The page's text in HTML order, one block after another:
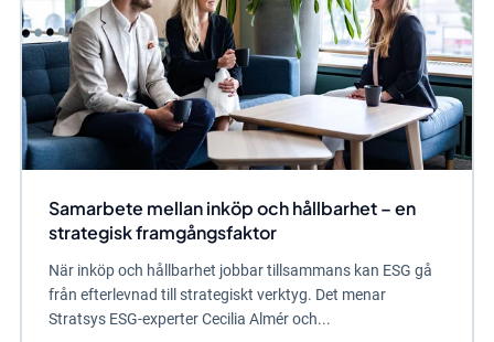
Samarbete mellan inköp och hållbarhet – en
strategisk framgångsfaktor
När inköp och hållbarhet jobbar tillsammans kan ESG gå
från efterlevnad till strategiskt verktyg. Det menar
Stratsys ESG-experter Cecilia Almér och...